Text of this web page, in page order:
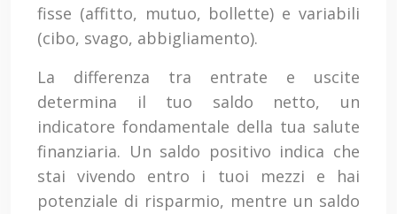
fisse (affitto, mutuo, bollette) e variabili
(cibo, svago, abbigliamento).
La differenza tra entrate e uscite
determina il tuo saldo netto, un
indicatore fondamentale della tua salute
finanziaria. Un saldo positivo indica che
stai vivendo entro i tuoi mezzi e hai
potenziale di risparmio, mentre un saldo